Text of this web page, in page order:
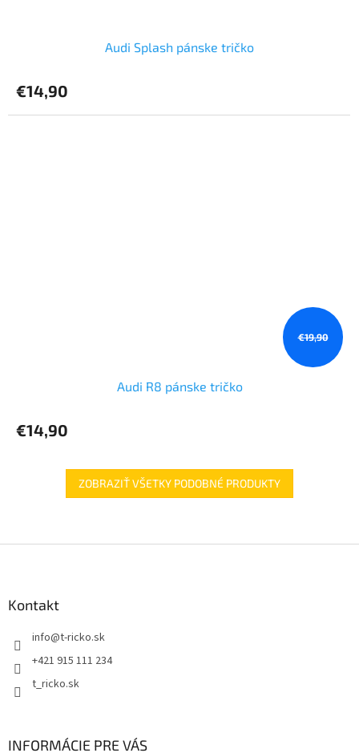
Audi Splash pánske tričko
€14,90
€19,90
Audi R8 pánske tričko
€14,90
ZOBRAZIŤ VŠETKY PODOBNÉ PRODUKTY
Kontakt
info@t-ricko.sk
+421 915 111 234
t_ricko.sk
INFORMÁCIE PRE VÁS